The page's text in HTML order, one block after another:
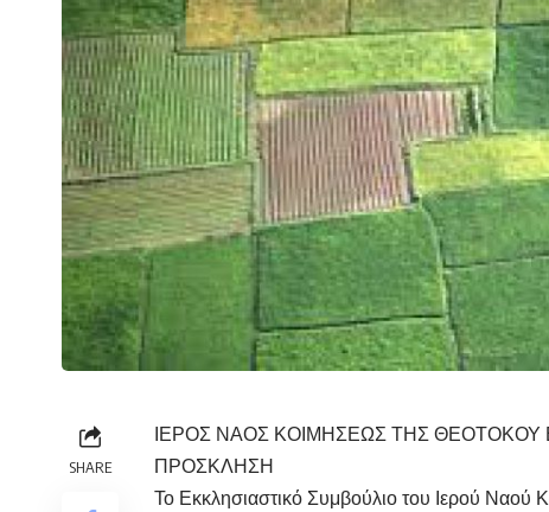
SHARE
ΙΕΡΟΣ ΝΑΟΣ ΚΟΙΜΗΣΕΩΣ ΤΗΣ ΘΕΟΤΟΚΟΥ
ΠΡΟΣΚΛΗΣΗ
Το Εκκλησιαστικό Συμβούλιο του Ιερού Ναού